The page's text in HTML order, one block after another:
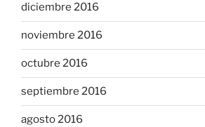
diciembre 2016
noviembre 2016
octubre 2016
septiembre 2016
agosto 2016